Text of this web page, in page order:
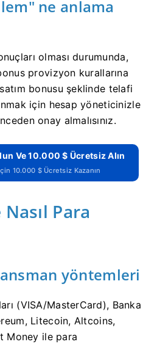
ne anlama
olması durumunda,
provizyon kurallarına
bonusu şeklinde telafi
için hesap yöneticinizle
onay almalısınız.
Ve 10.000 $ Ücretsiz Alın
10.000 $ Ücretsiz Kazanın
Para
yöntemleri
(VISA/MasterCard), Banka
Litecoin, Altcoins,
Money ile para